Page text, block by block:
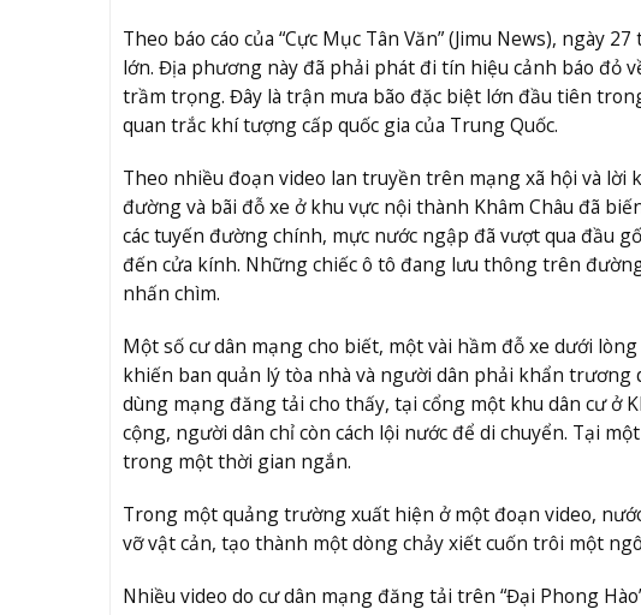
Theo báo cáo của “Cực Mục Tân Văn” (Jimu News), ngày
lớn. Địa phương này đã phải phát đi tín hiệu cảnh báo
trầm trọng. Đây là trận mưa bão đặc biệt lớn đầu tiên
quan trắc khí tượng cấp quốc gia của Trung Quốc.
Theo nhiều đoạn video lan truyền trên mạng xã hội và
đường và bãi đỗ xe ở khu vực nội thành Khâm Châu đã
các tuyến đường chính, mực nước ngập đã vượt qua đầu
đến cửa kính. Những chiếc ô tô đang lưu thông trên
nhấn chìm.
Một số cư dân mạng cho biết, một vài hầm đỗ xe dưới
khiến ban quản lý tòa nhà và người dân phải khẩn
dùng mạng đăng tải cho thấy, tại cổng một khu dân cư ở
cộng, người dân chỉ còn cách lội nước để di chuyển. Tại
trong một thời gian ngắn.
Trong một quảng trường xuất hiện ở một đoạn video,
vỡ vật cản, tạo thành một dòng chảy xiết cuốn trôi một
Nhiều video do cư dân mạng đăng tải trên “Đại Phong